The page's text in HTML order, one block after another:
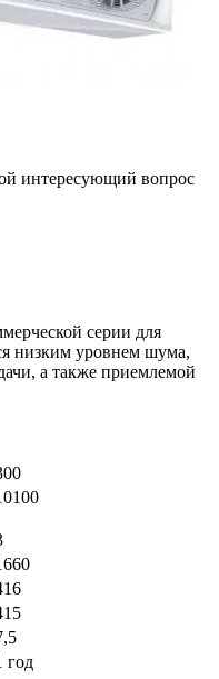
интересующий вопрос
серии для
низким уровнем шума,
а также приемлемой
год